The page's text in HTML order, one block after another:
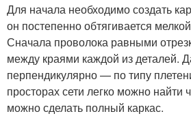
Для начала необходимо создать
он постепенно обтягивается
Сначала проволока равными
между краями каждой из деталей.
перпендикулярно — по типу
просторах сети легко можно найти
можно сделать полный каркас.